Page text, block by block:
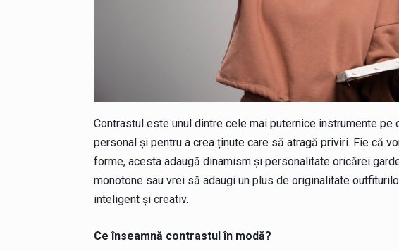
Contrastul este unul dintre cele mai puternice instrumente
personal și pentru a crea ținute care să atragă priviri. Fie că
forme, acesta adaugă dinamism și personalitate oricărei
monotone sau vrei să adaugi un plus de originalitate
inteligent și creativ.
Ce înseamnă contrastul în modă?